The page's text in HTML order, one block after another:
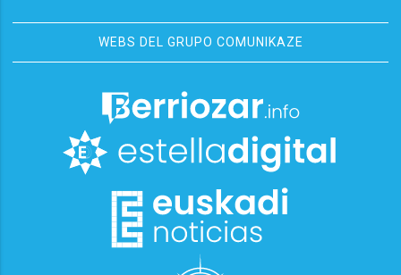
WEBS DEL GRUPO COMUNIKAZE